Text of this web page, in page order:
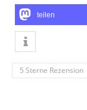
teilen
5 Sterne Rezension